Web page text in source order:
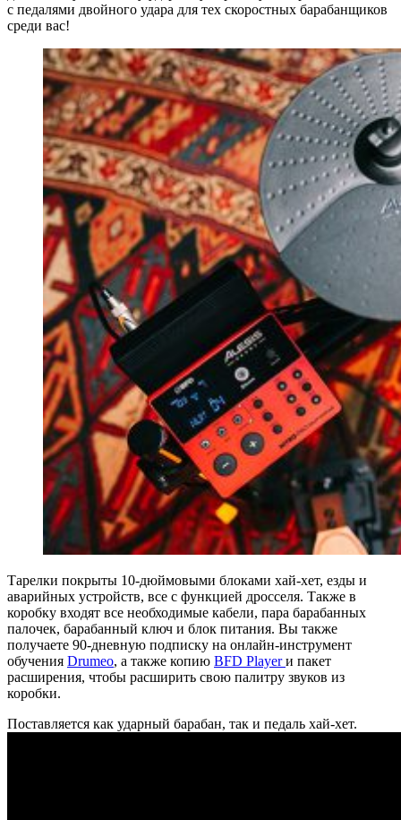
с педалями двойного удара для тех скоростных барабанщиков
среди вас!
Тарелки покрыты 10-дюймовыми блоками хай-хет, езды и
аварийных устройств, все с функцией дросселя. Также в
коробку входят все необходимые кабели, пара барабанных
палочек, барабанный ключ и блок питания. Вы также
получаете 90-дневную подписку на онлайн-инструмент
обучения Drumeo, а также копию BFD Playerи пакет
расширения, чтобы расширить свою палитру звуков из
коробки.
Поставляется как ударный барабан, так и педаль хай-хет.